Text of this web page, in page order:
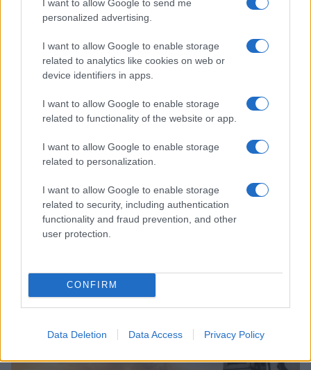
I want to allow Google to send me
personalized advertising.
I want to allow Google to enable storage
related to analytics like cookies on web or
device identifiers in apps.
I want to allow Google to enable storage
related to functionality of the website or app.
I want to allow Google to enable storage
related to personalization.
I want to allow Google to enable storage
related to security, including authentication
functionality and fraud prevention, and other
user protection.
CONFIRM
Data Deletion Data Access Privacy Policy
Continua a leggere
NEWS E ATTUALITÀ
ICA Milano presenta mostre, concerti e letture per
Matteo Pellegrino · 6 Ago 2026